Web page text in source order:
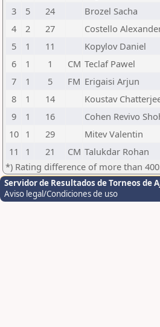
3
5 24 Brozel Sacha
4
2 27 Costello
5
1 11 Kopylov Daniel
6
1 1 CM Teclaf Pawel
7
1 5 FM Erigaisi Arjun
8
1 14 Koustav
9
1 16 Cohen Revivo
10 1 29 Mitev Valentin
11
1 21 CM Talukdar Rohan
*) Rating difference of more than
Servidor de Resultados de Torneos de
Aviso legal/Condiciones de uso